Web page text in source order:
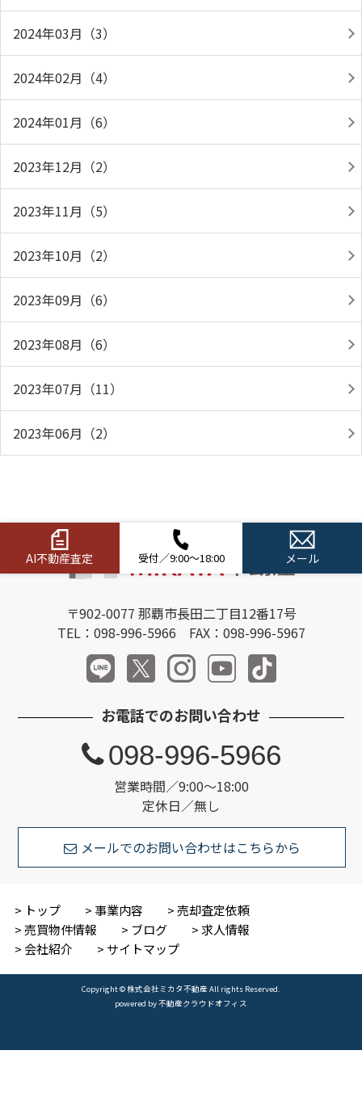
2024年03月（3）
2024年02月（4）
2024年01月（6）
2023年12月（2）
2023年11月（5）
2023年10月（2）
2023年09月（6）
2023年08月（6）
2023年07月（11）
2023年06月（2）
AI不動産査定 受付／9:00～18:00 メール
〒902-0077 那覇市長田二丁目12番17号
TEL：098-996-5966 FAX：098-996-5967
お電話でのお問い合わせ
営業時間／9:00～18:00
定休日／無し
098-996-5966
メールでのお問い合わせはこちらから
トップ 事業内容
売却査定依頼
売買物件情報
ブログ
求人情報
会社紹介
サイトマップ
Copyright © 株式会社ミカタ不動産 All rights Reserved.
powered by 不動産クラウドオフィス